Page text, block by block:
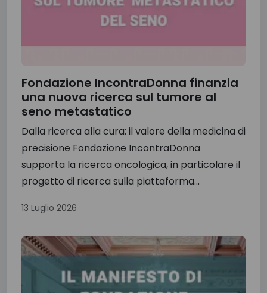
Fondazione IncontraDonna finanzia
una nuova ricerca sul tumore al
seno metastatico
Dalla ricerca alla cura: il valore della medicina di
precisione Fondazione IncontraDonna
supporta la ricerca oncologica, in particolare il
progetto di ricerca sulla piattaforma...
13 Luglio 2026